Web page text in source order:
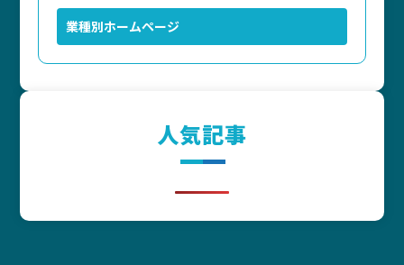
業種別ホームページ
人気記事